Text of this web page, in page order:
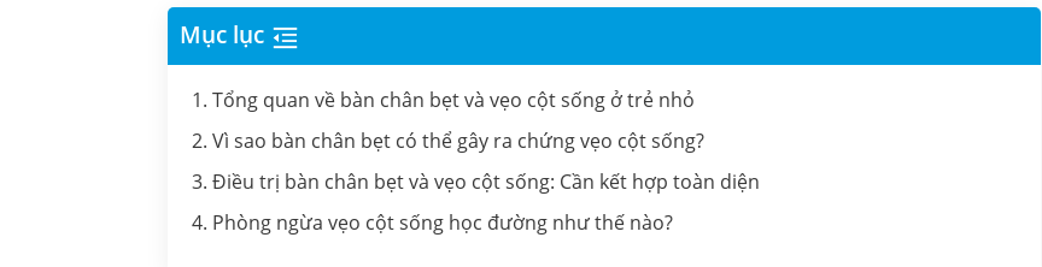
Mục lục
1. Tổng quan về bàn chân bẹt và vẹo cột sống ở trẻ nhỏ
2. Vì sao bàn chân bẹt có thể gây ra chứng vẹo cột sống?
3. Điều trị bàn chân bẹt và vẹo cột sống: Cần kết hợp toàn diện
4. Phòng ngừa vẹo cột sống học đường như thế nào?